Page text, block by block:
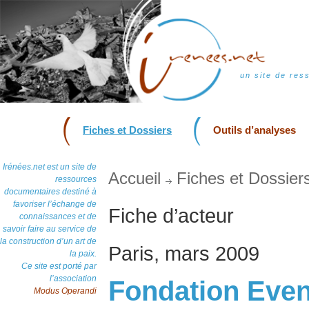
un site de
Fiches et Dossiers Outils d’analyses
Irénées.net est un site de
ressources
documentaires destiné à
favoriser l’échange de
connaissances et de
savoir faire au service de
la construction d’un art de
la paix.
Ce site est porté par
l’association
Modus Operandi
Accueil Fiches et
Fiche d’acteur
Paris, mars 2009
Fondation